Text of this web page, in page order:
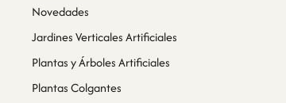
Novedades
Jardines Verticales Artificiales
Plantas y Árboles Artificiales
Plantas Colgantes